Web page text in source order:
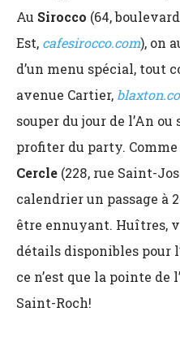
Au Sirocco (64,
Est, cafesirocco.com), on
d’un menu spécial, tout
avenue Cartier,
souper du jour de l’An
profiter du party.
Cercle (228, rue Saint-
calendrier un passage à
être ennuyant. Huîtres,
détails disponibles pour
ce n’est que la pointe de
Saint-Roch!